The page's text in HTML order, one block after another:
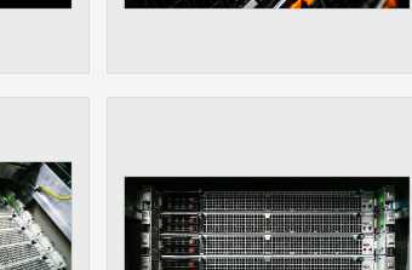
zařadit. Naším cílem je, aby tato kategorie
byly přiřazeny do některé z kategorií